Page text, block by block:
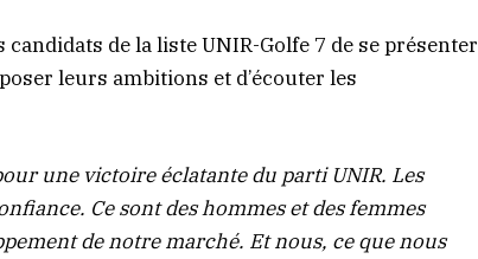
candidats de la liste UNIR-Golfe 7 de se présenter
leurs ambitions et d’écouter les
une victoire éclatante du parti UNIR. Les
Ce sont des hommes et des femmes
de notre marché. Et nous, ce que nous